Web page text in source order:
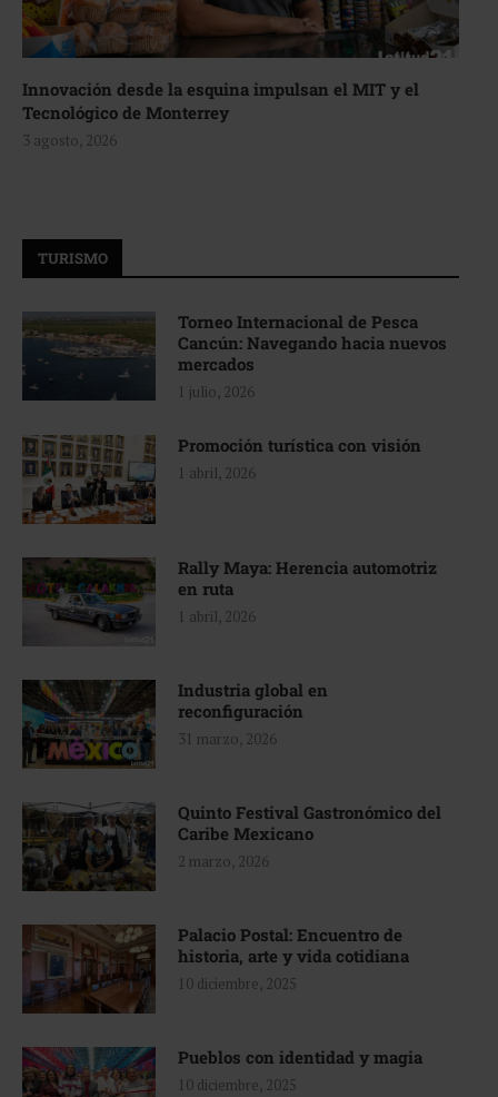
Innovación desde la esquina impulsan el MIT y el
Tecnológico de Monterrey
3 agosto, 2026
TURISMO
Torneo Internacional de Pesca
Cancún: Navegando hacia nuevos
mercados
1 julio, 2026
Promoción turística con visión
1 abril, 2026
Rally Maya: Herencia automotriz
en ruta
1 abril, 2026
Industria global en
reconfiguración
31 marzo, 2026
Quinto Festival Gastronómico del
Caribe Mexicano
2 marzo, 2026
Palacio Postal: Encuentro de
historia, arte y vida cotidiana
10 diciembre, 2025
Pueblos con identidad y magia
10 diciembre, 2025